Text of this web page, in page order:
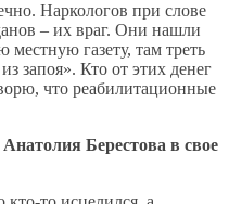
Наркологов при слове
– их враг. Они нашли
газету, там треть
запоя». Кто от этих денег
что реабилитационные
Берестова в свое